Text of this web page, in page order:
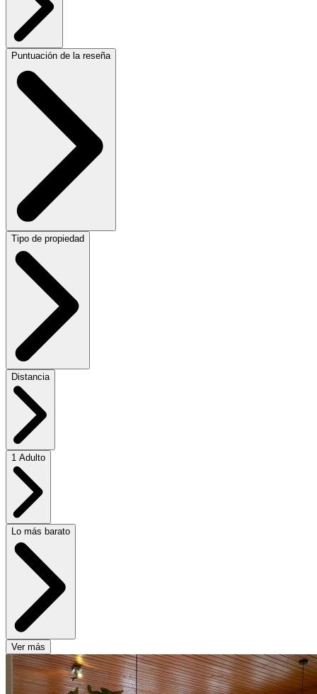
Puntuación de la reseña
Tipo de propiedad
Distancia
1 Adulto
Lo más barato
Ver más